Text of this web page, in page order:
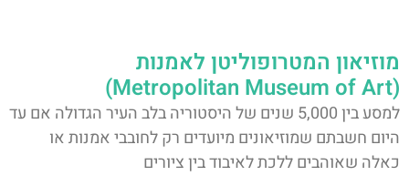
מוזיאון המטרופוליטן לאמנות
(Metropolitan Museum of Art)
למסע בין 5,000 שנים של היסטוריה בלב העיר הגדולה אם עד
היום חשבתם שמוזיאונים מיועדים רק לחובבי אמנות או
כאלה שאוהבים ללכת לאיבוד בין ציורים